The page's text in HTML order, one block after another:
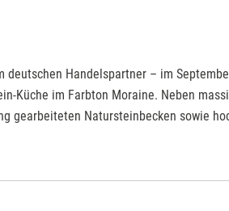
deutschen Handelspartner – im
Küche im Farbton Moraine. Neben
gearbeiteten Natursteinbecken sowie